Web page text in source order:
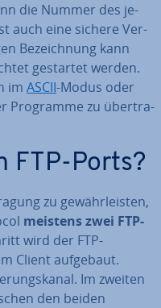
die Nummer des je­
auch eine sichere Ver­
Be­zeich­nung kann
gestartet werden.
im ASCII-Modus oder
Programme zu über­tra­
FTP-Ports?
zu ge­währ­leis­ten,
meistens zwei FTP-
wird der FTP-
Client aufgebaut.
Im zweiten
den beiden